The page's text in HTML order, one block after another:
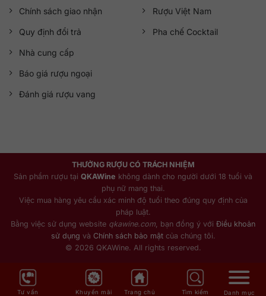
Chính sách giao nhận
Quy định đổi trả
Nhà cung cấp
Báo giá rượu ngoại
Đánh giá rượu vang
Rượu Việt Nam
Pha chế Cocktail
THƯỞNG RƯỢU CÓ TRÁCH NHIỆM
Sản phẩm rượu tại QKAWine không dành cho người dưới 18 tuổi và
phụ nữ mang thai.
Việc mua hàng yêu cầu xác minh độ tuổi theo đúng quy định của
pháp luật.
Bằng việc sử dụng website qkawine.com , bạn đồng ý với Điều khoản
sử dụng và Chính sách bảo mậtcủa chúng tôi.
© 2026 QKAWine. All rights reserved.
Tư vấn Khuyến mãi Trang chủ Tìm kiếm Danh mục